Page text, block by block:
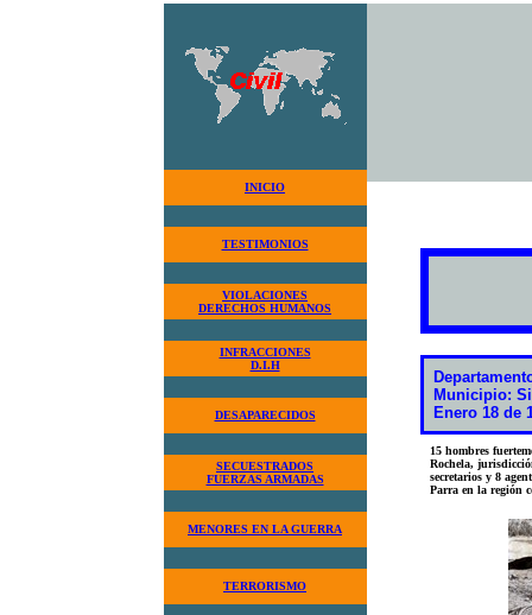
INICIO
TESTIMONIOS
VIOLACIONES
DERECHOS HUMANOS
INFRACCIONES
D.I.H
DESAPARECIDOS
SECUESTRADOS
FUERZAS ARMADAS
MENORES EN LA GUERRA
TERRORISMO
Municipio:
Enero 18 de
15 hombres
Rochela,
secretarios y 8
Parra en la región